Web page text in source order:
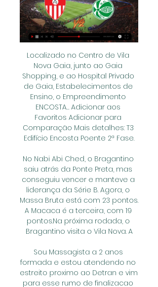
Localizado no Centro de Vila Nova Gaia, junto ao Gaia Shopping, e ao Hospital Privado de Gaia, Estabelecimentos de Ensino, o Empreendimento ENCOSTA… Adicionar aos Favoritos Adicionar para Comparação Mais detalhes: T3 Edifício Encosta Poente 2ª Fase.

No Nabi Abi Ched, o Bragantino saiu atrás da Ponte Preta, mas conseguiu vencer e manteve a liderança da Série B. Agora, o Massa Bruta está com 23 pontos. A Macaca é a terceira, com 19 pontos.Na próxima rodada, o Bragantino visita o Vila Nova. A

Sou Massagista a 2 anos formada e estou atendendo no estreito proximo ao Detran e vim para esse rumo de finalizacao pois tive experiencias e gostei muito !!gosto de satisfazer e para você que deseja viver uma experiênci…

Assistir o Jogo de Bragantino x Ponte Preta Ao Vivo e Online e na Tv – Saiba como ver o jogo ao vivo e gratis. Está procurando onde assistir Bragantino x Ponte Preta ao vivo …

Fluminense x Criciúma - Transmissão ao vivo (10/03/2016) Nesta quinta-feira, dia 10 de março, às 21:45, horário de Brasília, no Estádio Municipal de Juiz de Fora, em Minas Gerais, Fluminense e Criciúma se enfrentam pela terceira rodada do Grupo A da Primeira Liga, o novo torneio do calendário brasileiro.

Onde assistir Guarany x Juventude ao vivo – Campeonato Onde assistir Guarany x Juventude ao vivo – Campeonato Gaúcho. 7 de março de 2024. 19. Onde assistir o Campeonato Gaucho 2024 | Foto: Equipe Futebolizei.

Guarany de Bagé x Juventude ao vivo - 09/03/2024 há 17 horas — Resultado do jogo Guarany de Bagé x Juventude ao vivo (Campeonato Gaúcho) em 09/03/2024. Guarany de Bagé e Juventude com placar ao vivo ...

Transmissão. Você pode acompanhar a partida pelo SporTV (para todo o Brasil, exceto Paraná) ou Premiere (para todo o Brasil) e o lance a lance pelo Twitter @Coritiba. A Rádio Coxa também transmite a partida ao vivo pelas redes sociais do clube.

Culto ao vivo 15 08 2018. 983 visualizações. Vídeos relacionados. 3:02. Maria da Paz fica. Parque São Lucas/SP. 6.812 seguidores · Organização religiosa. Marta.

Guarany x Juventude ao vivo Veja onde assistir Jogo do há 1 dia — Guarany x Juventude ao vivo Veja onde assistir Jogo do Guarani ao vivo: veja onde assistir Botafogo-SP x 9 março 2024 ...

Vasco x Cruzeiro é o duelo desta quarta-feira (2/5) em jogo da quinta rodada do grupo 5 da Copa Libertadores 2018. O jogo será em São Januário, no Rio de Janeiro, às 21h45. O Vasco é o lanterna da chave, com dois pontos, já o Cruzeiro está na vice-liderança com cinco pontos. Saiba onde ver a transmissão de Vasco x Cruzeiro em TV.

O Site é para você que passou ou está passando pelo mesmo problema que passei, no intuito único de ajudar a superar este período com maior esperança.

O nome Jabaquara vem do tupi guarani YAB-A-QUAR-A, que significa rocha e buraco e também Mata dos Negros Fujões. Nos tempos da escravidão era uma mata deserta que servia de abrigo aos escravos fugidos e que pertencia a uma das inúmeras sesmarias do …

Guarany de Bagé x Juventude - Campeonato Gaúcho há 5 horas — Acompanhe o jogo Guarany de Bagé x Juventude (Campeonato Gaúcho, Quartas de final). Veja no ge os melhores momentos e tudo que você precisa ...

O Flamengo desperdiçou a oportunidade de voltar ao G4 e terminou o dia na quinta colocação, com 39 pontos, um a menos do que o Palmeiras, que joga contra o Fluminense no domingo. Já o Avaí segue em ascensão no segundo turno. O Leão subiu para a 12ª posição, com 30 …

Copa Africana de Nações 2019: Marrocos, Costa do Marfim e África do Sul no 'grupo da morte'. E a lista de africanos na Premier League 2018 / 2019

O Flamengo está na liderança do Campeonato Brasileiro e na final da Libertadores. Perto de fazer história, o time comandado por Jorge Jesus é comparado ao Santos de Dorival Júnior, campeão da Copa do Brasil em 2010.

¡Escolha seu próximo Imóvel em Macedo, Vila São Carlos o Vila Tibagi, Guarulhos! Casas, Apartamentos, Terrenos e muito mais no Mercado Livre Brasil. Ir para conteúdo principal Mercado Livre Brasil - Onde comprar e vender de Tudo Bem-vindo. Entra na sua conta para ver suas compras, favoritos etc.

O Mirá é um convite para ver uma São Paulo diferente: viva, moderna e com um céu de tirar o fôlego. Um convite feito do topo de um bairro, com vista permanente para o verde do Alto de Pinheiros. Nas varandas e canteiros que formam pequenos ambientes, você vai poder ver e começar a viver tudo que existe ao seu redor.

Guarany RS X Juventude: Saiba onde assistir o jogo aovivo. há 1 dia — Saiba agora onde assistir o jogo de futebol Ao vivo entre Guarany RS X Juventude pelo Campeonato Gaúcho, o jogo será às 14:30, do dia 09/03/2024 ...

São Caetano do Sul, 07 de março de 2.012. Prof. Ms. Marcos Sidnei Bassi – Pró-Reitor Administrativo e Financeiro PREFEITURA MUNICIPAL DE SÃO CAETANO DO SUL UNIVERSIDADE MUNICIPAL DE SÃO CAETANO DO SUL CONCORRÊNCIA PÚBLICA Nº 01/2012 PROCESSO DE COMPRAS Nº 081/2012 Encontra-se aberta na Universidade Municipal de São

Auricchio nomeou Marisa Catalão para Ação Social, e Vassari assume a Chefia de Gabinete Da Redação - O Palácio da Cerâmica de São Caetano do Sul sediou na última quinta-feira a transmissão de cargo da Chefia de Gabinete da Prefeitura. O advogado Bruno Vassari assume a Pasta no lugar de Marisa Cat

Diante da necessidade de uma compreensão ampla sobre o tráfico internacional de pessoas, foram criados instrumentos internacionais tutelando não apenas as vítimas de exploração sexual, mas também de trabalhos forçados, de redução à condição de escravo e de remoção de órgãos.

jogos Esporte Clube Juventude ao vivo, tabela, resultados Futebol - Brasil: placar ao vivo Juventude, resultados finais, tabelas, resumos de jogo com artilheiros, cartões amarelos e vermelhos, comparação de odds e ...

O conglomerado foi fundado em fevereiro de 2000 por Marcio Kumruian e Hagop Chabab.5 A Netshoes possui centros de distribuições no Brasil, Argentina e México e administra as lojas oficiais dos clubes de futebol Corinthians, São Paulo Futebol Clube, Palmeiras, Cruzeiro, Clube de Regatas Vasco da Gama, Coritiba, Cruz Azul, Chivas, Monterrey.

A crise socioambiental em debate na PUC-Rio 18/09/2019 - Atualizado em 18/09/2019 16:26 Audiência: não fazer turismo espiritual na Igreja, mas viver como irmãos

Banda larga da Vivo no Rio. A internet banda larga da operadora é a Vivo Fibra que também faz a transmissão dos dados por fibra ótica, oferecendo aos usuários uma internet mais rápida e estável. Alguns planos da operadora são de 15 mega, 25 mega, 50 mega, 100 mega, 200 mega e 300 mega.

Onde assistir Guarany de Bagé x Juventude há 2 horas — A partida terá transmissão ao vivo do Sportv e também do canal Premiere. O que esperar do jogo de Guarany de Bagé x Juventude. O choque é de ...

O Flamengo começa a viver um drama: falta de opções no banco. Talvez a única posição em que o atleta tem o mesmo nível do titular seja a de goleiro. César tem moral e é um ótimo arqueiro para substituir Diego Alves. Na zaga, o jovem Thuller também pode entrar no lugar de Rodrigo Caio ou do espanhol Pablo Marí.

Avenida Senador Pinheiro Machado 240, Bairro Jabaquara.. Rua Ana Gonçalves da Cunha 340, Bairro Jardim Jussara. São José. Centro Esportivo João do Pulo City: São José dos Campos, São Paulo Capacity: 3000 Address: Avenida Perseu 180, Jardim Satélite.

O sorteio da Liga Intercalar-Zona Sul deixou para a última jornada o encontro entre Benfica e Sporting. A competição que na época passada estreou apenas na zona Norte do país arranca a 22 de Outubro no Sul, mas o primeiro derby entre leões e águias está previsto para 3 de Dezembro, com o Benfica …

A reformulação faz parte do planejamento da emissora para o próximo ano que seguirá apostando no conteúdo ao vivo e nos direitos esportivos de futebol, tais como Premier League e La Liga, além das ligas norte-americanas como a NFL, NBA, MLB, NHL …

São Paulo defende liderança do Brasileiro diante do Sport, em Recife Montagem/R7 O São Paulo, em excelente fase na temporada, defenderá a liderança do Campeonato Brasileiro neste domingo (12), às 16 horas, na Ilha do Retiro, diante de um Sport que perdeu o rumo após a parada para a Copa[Read more]

Um golo dos de Vila do Conde em cada parte garantiu o triunfo sobre os de Setúbal e, praticamente, a manutenção O Rio Ave venceu, em casa, o Vitória de Setúbal, este domingo, por 2-0, resultado que permitiu aos vila-condenses praticamente arrumarem a …

Relógio de parede do Corinthians Relógio feito em MDF de 6mm Perfeito para sua casa ou escritório. - Medidas:. Relógio parede Sport Recife grande 41 cm. R$129,00 3 x de R$43,00 sem juros. Espiar. Esgotado. Relógio de parede do São. Rua Moricoca 140 B São Paulo -SP; Permaneça conectado.

Em um confronto direto pelas primeiras colocações, Sport e Atlético-GO jogam nesta terça-feira, às 21h30 (horário de Brasília), na Ilha do Retiro, em Recife, pela 19ª rodada do Campeonato Brasileiro da Série B. Sport x Atlético-GO terá transmissão ao vivo dos canais SporTV e Premiere

Adversário do Sport no jogo marcado para o próximo domingo(20), na Arena de Pernambuco, o Corinthians montou uma operação logística que vai custar cerca de R$ 1,5 milhão. Nesta quinta-feira(17), o time paulista enfrenta o Deportivo Lara da Venezuela pela Libertadores e …

Com o retorno do Sport Recife, o Santa Cruz aguardou para saber se também enfrentaria o Náutico, já que o Timbu ficou como "peça solta" entre o Trio de Ferro do Recife. O Mais Querido caiu no Grupo B, ao lado de Vitória/BA, Ceará, Náutico, CSA/AL, América/RN, Confiança/SE e Imperatriz/MA.

O evento ao vivo Eslovênia Portugal (e grátis transmissão de video em directo online) começa em 24.6.2018. às 16:00 (Hora UTC) como parte do Mediteranean Games, Women, International.

Em duelo de 'seis pontos', Vitória encara América Mineiro no Barradão - Varela Notícias - Conectado aos Baianos Portal de Notícias de Salvador Bahia Brasil que oferece informação precisa e de qualidade sobre os assuntos mais relevantes do Estado.

Acompanhantes RJ / Rio De Janei